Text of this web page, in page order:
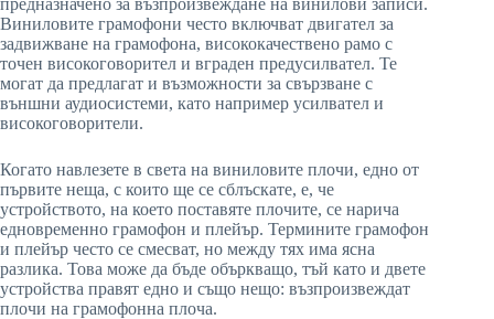
Виниловите грамофони често включват двигател за
задвижване на грамофона, висококачествено рамо с
точен високоговорител и вграден предусилвател. Те
могат да предлагат и възможности за свързване с
външни аудиосистеми, като например усилвател и
високоговорители.
Когато навлезете в света на виниловите плочи, едно от
първите неща, с които ще се сблъскате, е, че
устройството, на което поставяте плочите, се нарича
едновременно грамофон и плейър. Термините грамофон
и плейър често се смесват, но между тях има ясна
разлика. Това може да бъде объркващо, тъй като и двете
устройства правят едно и също нещо: възпроизвеждат
плочи на грамофонна плоча.